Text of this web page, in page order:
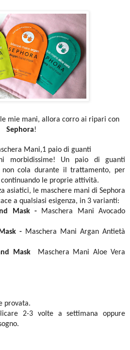
le mie mani, allora corro ai ripari con
Sephora!
Mani,1 paio di guanti
morbidissime! Un paio di guanti
cola durante il trattamento, per
le proprie attività.
asiatici, le maschere mani di Sephora
a qualsiasi esigenza, in 3 varianti:
Mask -
Maschera Mani Avocado
- Maschera Mani Argan Antietà
Mask
Maschera Mani Aloe Vera
provata.
2-3 volte a settimana oppure